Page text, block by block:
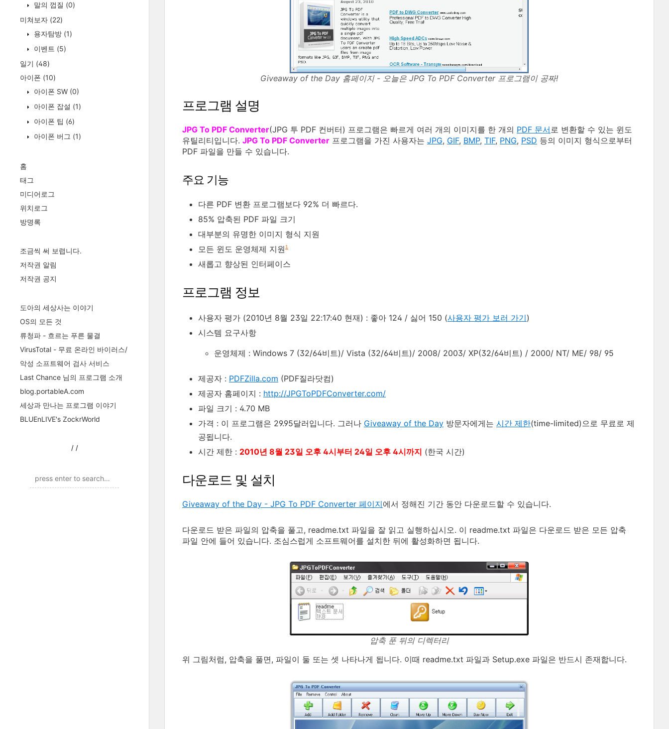
말의 껍질 (0)
미쳐보자 (22)
용자탐방 (1)
이벤트 (5)
일기 (48)
아이폰 (10)
아이폰 SW (0)
아이폰 잡설 (1)
아이폰 팁 (6)
아이폰 버그 (1)
홈
태그
미디어로그
위치로그
방명록
조금씩 써 보렵니다.
저작권 알림
저작권 공지
도아의 세상사는 이야기
OS의 모든 것
류청파 - 흐르는 푸른 물결
VirusTotal - 무료 온라인 바이러스/
악성 소프트웨어 검사 서비스
Last Chance 님의 프로그램 소개
blog.portableA.com
세상과 만나는 프로그램 이야기
BLUEnLIVE's ZockrWorld
/ /
Giveaway of the Day 홈페이지 - 오늘은 JPG To PDF Converter 프로그램이 공짜!
프로그램 설명
JPG To PDF Converter(JPG 투 PDF 컨버터) 프로그램은 빠르게 여러 개의 이미지를 한 개의 PDF 문서 로 변환할 수 있는 윈도
유틸리티입니다. JPG To PDF Converter 프로그램을 가진 사용자는 JPG, GIF, BMP, TIF, PNG, PSD 등의 이미지 형식으로부터
PDF 파일을 만들 수 있습니다.
주요 기능
다른 PDF 변환 프로그램보다 92% 더 빠르다.
85% 압축된 PDF 파일 크기
대부분의 유명한 이미지 형식 지원
모든 윈도 운영체제 지원1
새롭고 향상된 인터페이스
프로그램 정보
사용자 평가 (2010년 8월 23일 22:17:40 현재) : 좋아 124 / 싫어 150 (사용자 평가 보러 가기)
시스템 요구사항
운영체제 : Windows 7 (32/64비트)/ Vista (32/64비트)/ 2008/ 2003/ XP(32/64비트) / 2000/ NT/ ME/ 98/ 95
제공자 : PDFZilla.com (PDF질라닷컴)
제공자 홈페이지 : http://JPGToPDFConverter.com/
파일 크기 : 4.70 MB
가격 : 이 프로그램은 29.95달러입니다. 그러나 Giveaway of the Day 방문자에게는 시간 제한(time-limited)으로 무료로 제
공됩니다.
시간 제한 : 2010년 8월 23일 오후 4시부터 24일 오후 4시까지 (한국 시간)
다운로드 및 설치
Giveaway of the Day - JPG To PDF Converter 페이지에서 정해진 기간 동안 다운로드할 수 있습니다.
다운로드 받은 파일의 압축을 풀고, readme.txt 파일을 잘 읽고 실행하십시오. 이 readme.txt 파일은 다운로드 받은 모든 압축
파일 안에 들어 있습니다. 조심스럽게 소프트웨어를 설치한 뒤에 활성화하면 됩니다.
압축 푼 뒤의 디렉터리
위 그림처럼, 압축을 풀면, 파일이 둘 또는 셋 나타나게 됩니다. 이때 readme.txt 파일과 Setup.exe 파일은 반드시 존재합니다.